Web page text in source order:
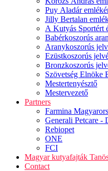
Puy Aladár
Jilly Bertalan
A Kutyás Sportért
Babérkoszorús
Aranykoszorús
Ezüstkoszorús
Bronzkoszorús
Szövetség Elnöke
Mestertenyésztő
Mestervezető
Partners
Farmina
Generali Petcare
Rebiopet
ONE
FCI
Magyar kutyafajták
Contact